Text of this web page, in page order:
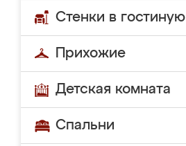
Стенки в гостиную
Прихожие
Детская комната
Спальни